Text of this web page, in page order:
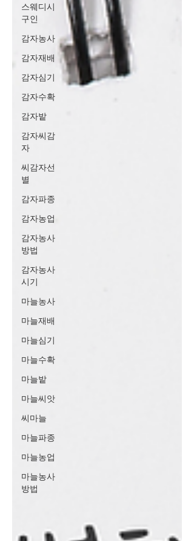
스웨디시
구인
감자농사
감자재배
감자심기
감자수확
감자밭
감자씨감
자
씨감자선
별
감자파종
감자농업
감자농사
방법
감자농사
시기
마늘농사
마늘재배
마늘심기
마늘수확
마늘밭
마늘씨앗
씨마늘
마늘파종
마늘농업
마늘농사
방법